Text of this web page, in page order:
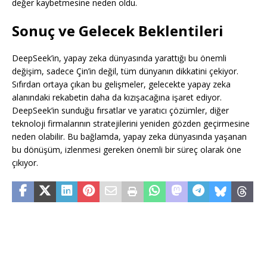
değer kaybetmesine neden oldu.
Sonuç ve Gelecek Beklentileri
DeepSeek’in, yapay zeka dünyasında yarattığı bu önemli
değişim, sadece Çin’in değil, tüm dünyanın dikkatini çekiyor.
Sıfırdan ortaya çıkan bu gelişmeler, gelecekte yapay zeka
alanındaki rekabetin daha da kızışacağına işaret ediyor.
DeepSeek’in sunduğu fırsatlar ve yaratıcı çözümler, diğer
teknoloji firmalarının stratejilerini yeniden gözden geçirmesine
neden olabilir. Bu bağlamda, yapay zeka dünyasında yaşanan
bu dönüşüm, izlenmesi gereken önemli bir süreç olarak öne
çıkıyor.